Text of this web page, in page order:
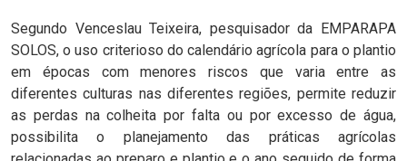
Segundo Venceslau Teixeira, pesquisador da EMPARAPA
SOLOS, o uso criterioso do calendário agrícola para o plantio
em épocas com menores riscos que varia entre as
diferentes culturas nas diferentes regiões, permite reduzir
as perdas na colheita por falta ou por excesso de água,
possibilita o planejamento das práticas agrícolas